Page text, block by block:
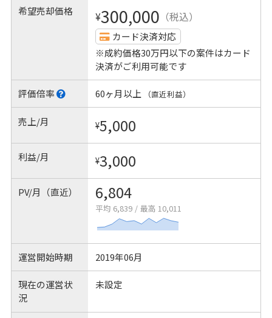
希望売却価格 ¥300,000 （税込）
カード決済対応
※成約価格30万円以下の案件はカード
決済がご利用可能です
評価倍率 60ヶ月以上 （直近利益）
売上/月 ¥5,000
利益/月 ¥3,000
PV/月（直近） 6,804
平均 6,839 / 最高 10,011
運営開始時期 2019年06月
現在の運営状
況
未設定